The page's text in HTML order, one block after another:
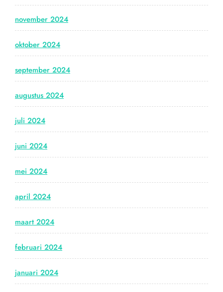
november 2024
oktober 2024
september 2024
augustus 2024
juli 2024
juni 2024
mei 2024
april 2024
maart 2024
februari 2024
januari 2024